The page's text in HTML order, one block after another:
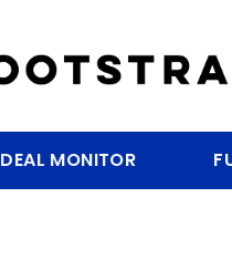
DEAL MONITOR